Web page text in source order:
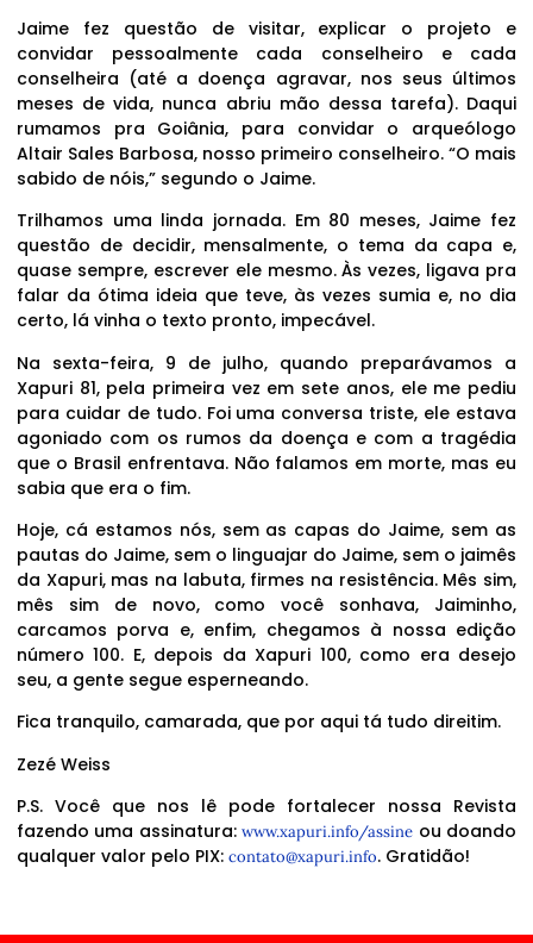
Jaime fez questão de visitar, explicar o projeto e
convidar pessoalmente cada conselheiro e cada
conselheira (até a doença agravar, nos seus últimos
meses de vida, nunca abriu mão dessa tarefa). Daqui
rumamos pra Goiânia, para convidar o arqueólogo
Altair Sales Barbosa, nosso primeiro conselheiro. “O mais
sabido de nóis,” segundo o Jaime.
Trilhamos uma linda jornada. Em 80 meses, Jaime fez
questão de decidir, mensalmente, o tema da capa e,
quase sempre, escrever ele mesmo. Às vezes, ligava pra
falar da ótima ideia que teve, às vezes sumia e, no dia
certo, lá vinha o texto pronto, impecável.
Na sexta-feira, 9 de julho, quando preparávamos a
Xapuri 81, pela primeira vez em sete anos, ele me pediu
para cuidar de tudo. Foi uma conversa triste, ele estava
agoniado com os rumos da doença e com a tragédia
que o Brasil enfrentava. Não falamos em morte, mas eu
sabia que era o fim.
Hoje, cá estamos nós, sem as capas do Jaime, sem as
pautas do Jaime, sem o linguajar do Jaime, sem o jaimês
da Xapuri, mas na labuta, firmes na resistência. Mês sim,
mês sim de novo, como você sonhava, Jaiminho,
carcamos porva e, enfim, chegamos à nossa edição
número 100. E, depois da Xapuri 100, como era desejo
seu, a gente segue esperneando.
Fica tranquilo, camarada, que por aqui tá tudo direitim.
Zezé Weiss
P.S. Você que nos lê pode fortalecer nossa Revista
fazendo uma assinatura:www.xapuri.info/assine ou doando
qualquer valor pelo PIX: contato@xapuri.info. Gratidão!